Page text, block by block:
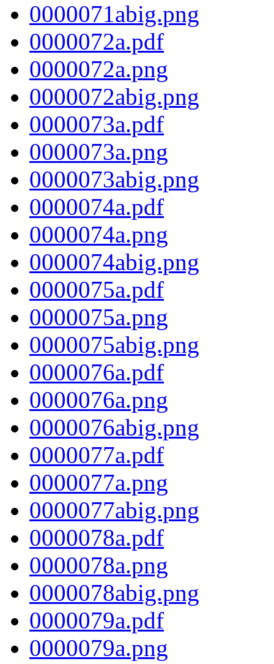
0000071abig.png
0000072a.pdf
0000072a.png
0000072abig.png
0000073a.pdf
0000073a.png
0000073abig.png
0000074a.pdf
0000074a.png
0000074abig.png
0000075a.pdf
0000075a.png
0000075abig.png
0000076a.pdf
0000076a.png
0000076abig.png
0000077a.pdf
0000077a.png
0000077abig.png
0000078a.pdf
0000078a.png
0000078abig.png
0000079a.pdf
0000079a.png